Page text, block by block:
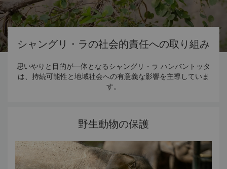
シャングリ・ラの社会的責任への取り組み
思いやりと目的が一体となるシャングリ・ラ ハンバントッタ
は、持続可能性と地域社会への有意義な影響を主導していま
す。
野生動物の保護